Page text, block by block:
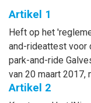
Artikel 1
Heft op het
and-rideattest voor
park-and-ride
van 20 maart 2017,
Artikel 2